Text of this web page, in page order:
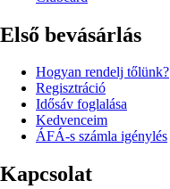
Első bevásárlás
Hogyan rendelj tőlünk?
Regisztráció
Idősáv foglalása
Kedvenceim
ÁFÁ-s számla igénylés
Kapcsolat